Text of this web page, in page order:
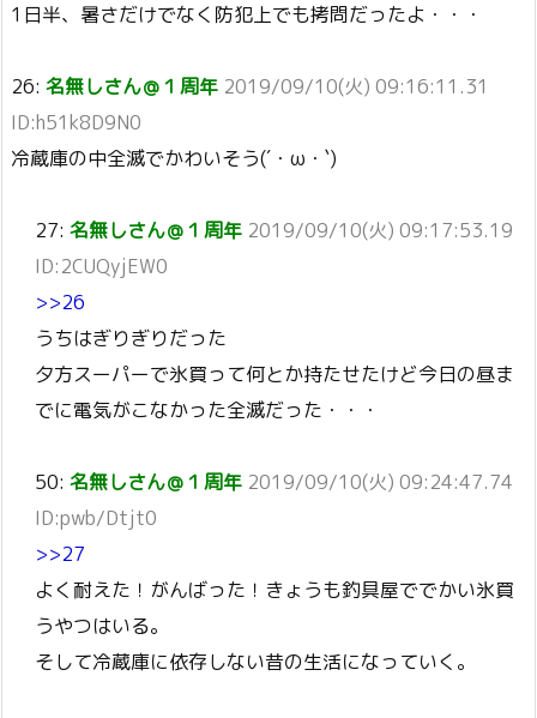
1日半、暑さだけでなく防犯上でも拷問だったよ・・・
26: 名無しさん＠１周年 2019/09/10(火) 09:16:11.31
ID:h51k8D9N0
冷蔵庫の中全滅でかわいそう(´・ω・`)
27: 名無しさん＠１周年 2019/09/10(火) 09:17:53.19
ID:2CUQyjEW0
>>26
うちはぎりぎりだった
夕方スーパーで氷買って何とか持たせたけど今日の昼ま
でに電気がこなかった全滅だった・・・
50: 名無しさん＠１周年 2019/09/10(火) 09:24:47.74
ID:pwb/Dtjt0
>>27
よく耐えた！がんばった！きょうも釣具屋ででかい氷買
うやつはいる。
そして冷蔵庫に依存しない昔の生活になっていく。